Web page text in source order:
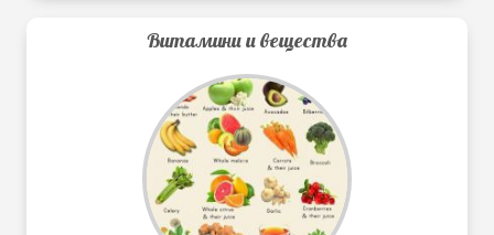
Витамини и вещества